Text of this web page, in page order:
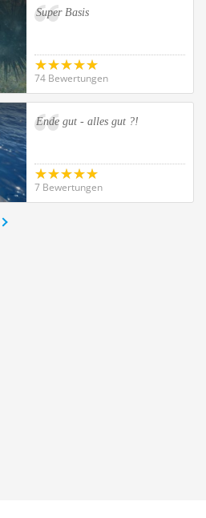
Super Basis
74 Bewertungen
Ende gut - alles gut ?!
7 Bewertungen